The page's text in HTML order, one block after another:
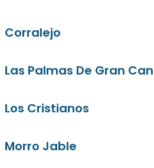
Corralejo
Las Palmas De Gran
Los Cristianos
Morro Jable